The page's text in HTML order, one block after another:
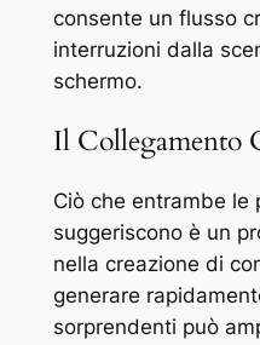
consente un flusso
interruzioni dalla
schermo.
Il Collegamento
Ciò che entrambe le
suggeriscono è un
nella creazione di
generare
sorprendenti può